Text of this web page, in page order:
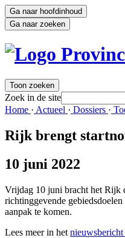
Ga naar hoofdinhoud
Ga naar zoeken
Toon zoeken
Zoek in de site
Home · Actueel · Dossiers ·
Rijk brengt
10 juni 2022
Vrijdag 10 juni bracht het Rijk
richtinggevende
aanpak te komen.
Lees meer in het